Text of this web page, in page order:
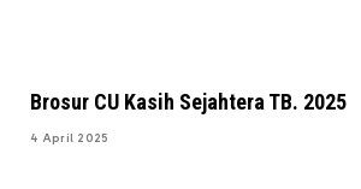
Brosur CU Kasih Sejahtera TB. 2025
4 April 2025